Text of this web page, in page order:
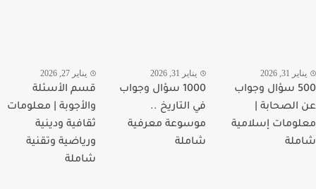
31, 2026
500 سؤال وجواب
الصحابة |
إسلامية
يناير 31, 2026
1000 سؤال وجواب
في التاريخ ..
موسوعة معرفية
شاملة
يناير 27, 2026
قسم الأسئلة
والأجوبة | معلومات
ثقافية ودينية
ورياضية وتقنية
شاملة